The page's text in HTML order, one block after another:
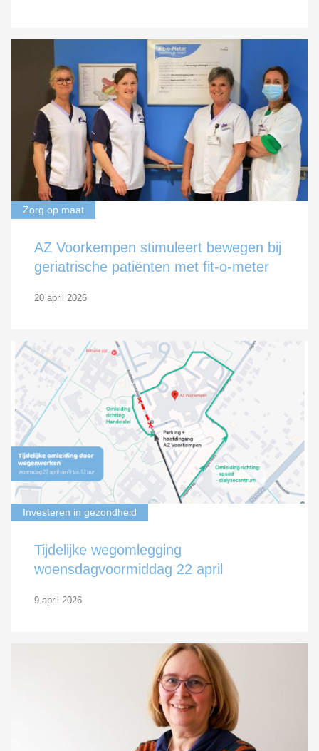
Zorg op maat
AZ Voorkempen stimuleert bewegen bij
geriatrische patiënten met fit-o-meter
20 april 2026
Investeren in gezondheid
Tijdelijke wegomlegging
woensdagvoormiddag 22 april
9 april 2026